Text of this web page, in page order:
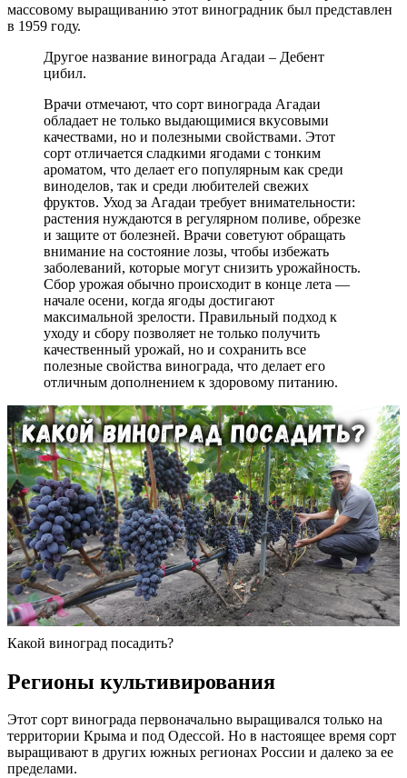
массовому выращиванию этот виноградник был представлен
в 1959 году.
Другое название винограда Агадаи – Дебент
цибил.
Врачи отмечают, что сорт винограда Агадаи
обладает не только выдающимися вкусовыми
качествами, но и полезными свойствами. Этот
сорт отличается сладкими ягодами с тонким
ароматом, что делает его популярным как среди
виноделов, так и среди любителей свежих
фруктов. Уход за Агадаи требует внимательности:
растения нуждаются в регулярном поливе, обрезке
и защите от болезней. Врачи советуют обращать
внимание на состояние лозы, чтобы избежать
заболеваний, которые могут снизить урожайность.
Сбор урожая обычно происходит в конце лета —
начале осени, когда ягоды достигают
максимальной зрелости. Правильный подход к
уходу и сбору позволяет не только получить
качественный урожай, но и сохранить все
полезные свойства винограда, что делает его
отличным дополнением к здоровому питанию.
Какой виноград посадить?
Регионы культивирования
Этот сорт винограда первоначально выращивался только на
территории Крыма и под Одессой. Но в настоящее время сорт
выращивают в других южных регионах России и далеко за ее
пределами.